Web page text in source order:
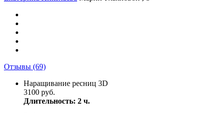
Отзывы (69)
Наращивание ресниц 3D
3100 руб.
Длительность: 2 ч.